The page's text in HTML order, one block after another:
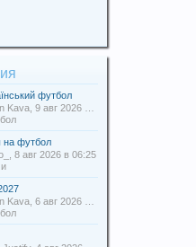
футбол
Kava, 9 авг 2026 в 13:54
на футбол
8 авг 2026 в 06:25
Kava, 6 авг 2026 в 19:31